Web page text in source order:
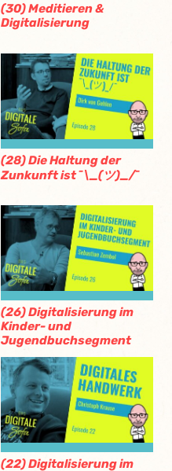
(30) Meditieren &
Digitalisierung
(28) Die Haltung der
Zunkunft ist ¯\_(ツ)_/¯
(26) Digitalisierung im
Kinder- und
Jugendbuchsegment
(22) Digitalisierung im